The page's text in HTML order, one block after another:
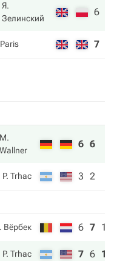
Я.
Зелинский
6
7
M.
Wallner
6 6
P. Trhac 3 2
Вёрбек 6 7 13
P. Trhac 7 6 15